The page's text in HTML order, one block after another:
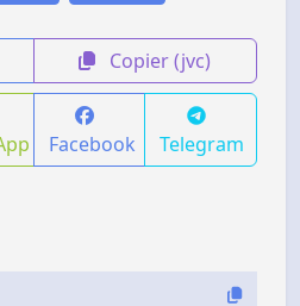
Copier (jvc)
Facebook Telegram